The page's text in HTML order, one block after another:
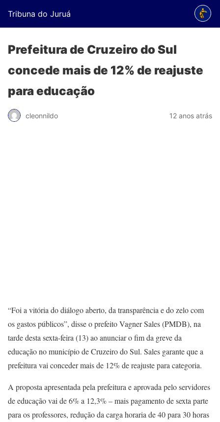
Tribuna do Juruá
Prefeitura de Cruzeiro do Sul
concede mais de 12% de reajuste
para educação
cleonnildo 12 anos atrás
“Foi a vitória do diálogo aberto, da transparência e do zelo com
os gastos públicos”, disse o prefeito Vagner Sales (PMDB), na
tarde desta sexta-feira (13) ao anunciar o fim da greve da
educação no município de Cruzeiro do Sul. Sales garante que a
prefeitura vai conceder mais de 12% de reajuste para categoria.
A proposta apresentada pela prefeitura e aprovada pelo servidores
de educação vai de 6% a 12,3% – mais pagamento de sexta parte
para os professores, redução da carga horaria de 40 para 30 horas